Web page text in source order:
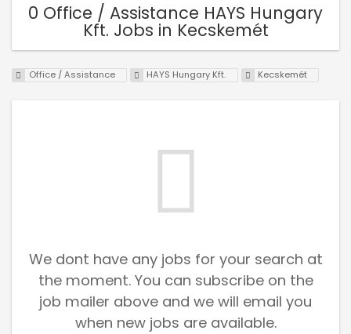
0 Office / Assistance HAYS Hungary
Kft. Jobs in Kecskemét
Office / Assistance HAYS Hungary Kft. Kecskemét
We dont have any jobs for your search at
the moment. You can subscribe on the
job mailer above and we will email you
when new jobs are available.